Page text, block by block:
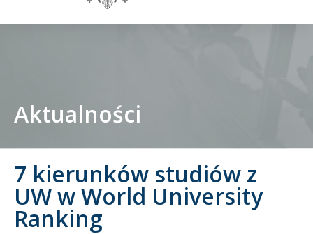
Doktorant
Pracownik
Aktualności
7 kierunków studiów z
UW w World University
Ranking